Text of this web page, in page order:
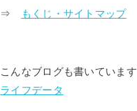
⇒ もくじ・サイトマップ
こんなブログも書いています
ライフデータ